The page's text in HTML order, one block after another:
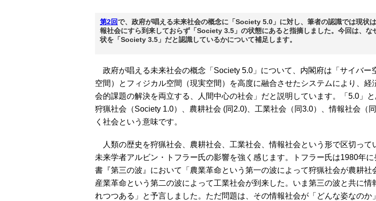
第2回で、政府が唱える未来社会の概念に「Society 5.0」に対し、筆者の認識では現状
報社会にすら到来しておらず「Society 3.5」の状態にあると指摘しました。今回は、な
状を「Society 3.5」だと認識しているかについて補足します。
政府が唱える未来社会の概念「Society 5.0」について、内閣府は「サイバー
空間）とフィジカル空間（現実空間）を高度に融合させたシステムにより、経
会的課題の解決を両立する、人間中心の社会」だと説明しています。「5.0」と
狩猟社会（Society 1.0）、農耕社会 (同2.0)、工業社会（同3.0）、情報社会（
く社会という意味です。
人類の歴史を狩猟社会、農耕社会、工業社会、情報社会という形で区切って
未来学者アルビン・トフラー氏の影響を強く感じます。トフラー氏は1980年
書『第三の波』において「農業革命という第一の波によって狩猟社会が農耕社
産業革命という第二の波によって工業社会が到来した。いま第三の波と共に情
れつつある」と予言しました。ただ問題は、その情報社会が「どんな姿なのか